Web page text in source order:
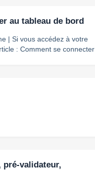
au tableau de bord
: Comment se connecter
validateur,